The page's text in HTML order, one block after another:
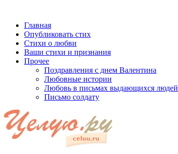
Главная
Опубликовать стих
Стихи о любви
Ваши стихи и признания
Прочее
Поздравления с днем Валентина
Любовные истории
Любовь в письмах выдающихся людей
Письмо солдату